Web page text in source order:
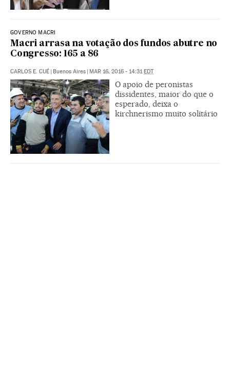
GOVERNO MACRI
Macri arrasa na votação dos fundos abutre no
Congresso: 165 a 86
CARLOS E. CUÉ | Buenos Aires | MAR 16, 2016 - 14:31EDT
O apoio de peronistas
dissidentes, maior do que o
esperado, deixa o
kirchnerismo muito solitário